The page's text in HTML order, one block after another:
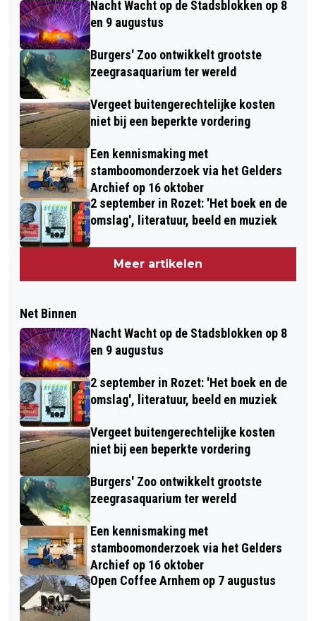
Nacht Wacht op de Stadsblokken op 8
en 9 augustus
Burgers' Zoo ontwikkelt grootste
zeegrasaquarium ter wereld
Vergeet buitengerechtelijke kosten
niet bij een beperkte vordering
Een kennismaking met
stamboomonderzoek via het Gelders
Archief op 16 oktober
2 september in Rozet: 'Het boek en de
omslag', literatuur, beeld en muziek
Meer artikelen
Net Binnen
Nacht Wacht op de Stadsblokken op 8
en 9 augustus
2 september in Rozet: 'Het boek en de
omslag', literatuur, beeld en muziek
Vergeet buitengerechtelijke kosten
niet bij een beperkte vordering
Burgers' Zoo ontwikkelt grootste
zeegrasaquarium ter wereld
Een kennismaking met
stamboomonderzoek via het Gelders
Archief op 16 oktober
Open Coffee Arnhem op 7 augustus